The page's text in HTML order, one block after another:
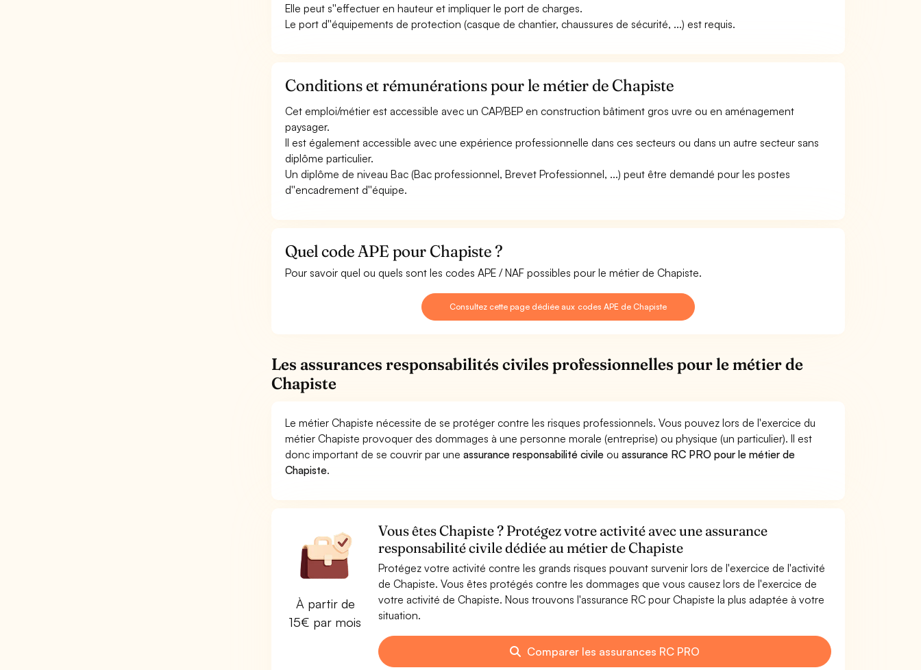
Elle peut s''effectuer en hauteur et impliquer le port de charges.
Le port d''équipements de protection (casque de chantier, chaussures de sécurité, ...) est requis.
Conditions et rémunérations pour le métier de Chapiste
Cet emploi/métier est accessible avec un CAP/BEP en construction bâtiment gros uvre ou en aménagement
paysager.
Il est également accessible avec une expérience professionnelle dans ces secteurs ou dans un autre secteur sans
diplôme particulier.
Un diplôme de niveau Bac (Bac professionnel, Brevet Professionnel, ...) peut être demandé pour les postes
d''encadrement d''équipe.
Quel code APE pour Chapiste ?
Pour savoir quel ou quels sont les codes APE / NAF possibles pour le métier de Chapiste.
Consultez cette page dédiée aux codes APE de Chapiste
Les assurances responsabilités civiles professionnelles pour le métier de
Chapiste
Le métier Chapiste nécessite de se protéger contre les risques professionnels. Vous pouvez lors de l'exercice du
métier Chapiste provoquer des dommages à une personne morale (entreprise) ou physique (un particulier). Il est
donc important de se couvrir par uneassurance responsabilité civile ouassurance RC PRO pour le métier de
Chapiste.
À partir de
15€ par mois
Vous êtes Chapiste ? Protégez votre activité avec une assurance
responsabilité civile dédiée au métier de Chapiste
Protégez votre activité contre les grands risques pouvant survenir lors de l'exercice de l'activité
de Chapiste. Vous êtes protégés contre les dommages que vous causez lors de l'exercice de
votre activité de Chapiste. Nous trouvons l'assurance RC pour Chapiste la plus adaptée à votre
situation.
Comparer les assurances RC PRO